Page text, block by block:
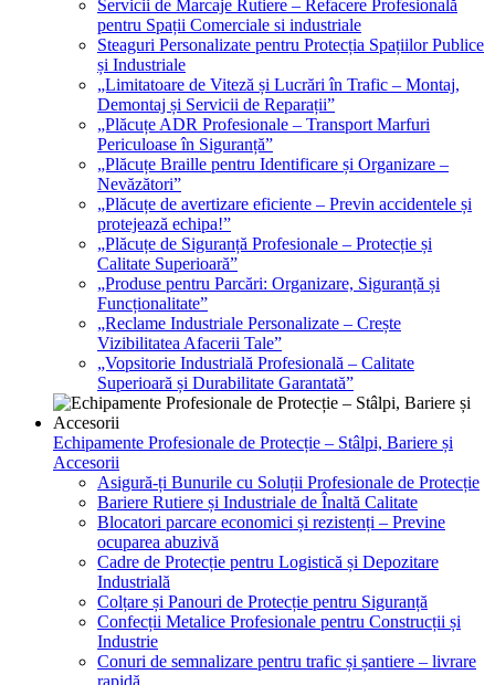
Servicii de Marcaje Rutiere – Refacere Profesională
pentru Spații Comerciale si industriale
Steaguri Personalizate pentru Protecția Spațiilor Publice
și Industriale
„Limitatoare de Viteză și Lucrări în Trafic – Montaj,
Demontaj și Servicii de Reparații”
„Plăcuțe ADR Profesionale – Transport Marfuri
Periculoase în Siguranță”
„Plăcuțe Braille pentru Identificare și Organizare –
Nevăzători”
„Plăcuțe de avertizare eficiente – Previn accidentele și
protejează echipa!”
„Plăcuțe de Siguranță Profesionale – Protecție și
Calitate Superioară”
„Produse pentru Parcări: Organizare, Siguranță și
Funcționalitate”
„Reclame Industriale Personalizate – Crește
Vizibilitatea Afacerii Tale”
„Vopsitorie Industrială Profesională – Calitate
Superioară și Durabilitate Garantată”
Echipamente Profesionale de Protecție – Stâlpi, Bariere și
Accesorii
Asigură-ți Bunurile cu Soluții Profesionale de Protecție
Bariere Rutiere și Industriale de Înaltă Calitate
Blocatori parcare economici și rezistenți – Previne
ocuparea abuzivă
Cadre de Protecție pentru Logistică și Depozitare
Industrială
Colțare și Panouri de Protecție pentru Siguranță
Confecții Metalice Profesionale pentru Construcții și
Industrie
Conuri de semnalizare pentru trafic și șantiere – livrare
rapidă